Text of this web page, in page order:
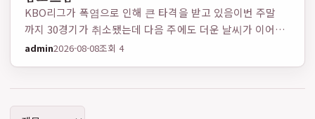
KBO리그가 폭염으로 인해 큰 타격을 받고 있음이번 주말
까지 30경기가 취소됐는데 다음 주에도 더운 날씨가 이어질
거라서 추가 경기도 나올 가능성 있음아시안게임 때문인 건
admin2026-08-08조회 4